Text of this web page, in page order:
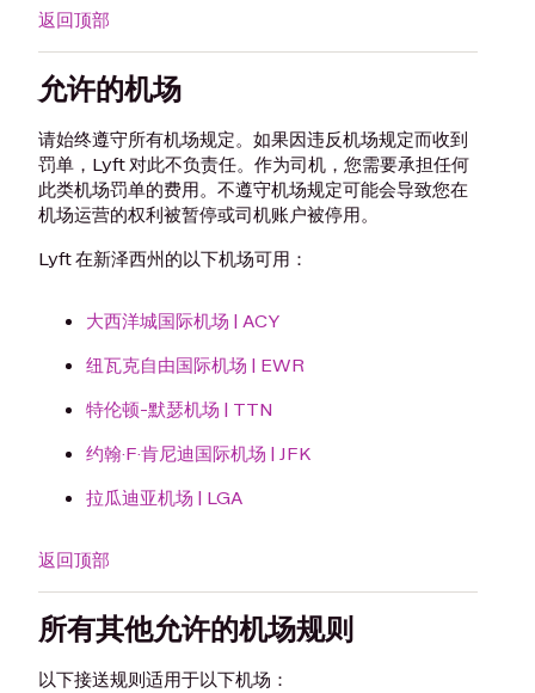
返回顶部
允许的机场
请始终遵守所有机场规定。如果因违反机场规定而收到
罚单，Lyft 对此不负责任。作为司机，您需要承担任何
此类机场罚单的费用。不遵守机场规定可能会导致您在
机场运营的权利被暂停或司机账户被停用。
Lyft 在新泽西州的以下机场可用：
大西洋城国际机场 | ACY
纽瓦克自由国际机场 | EWR
特伦顿-默瑟机场 | TTN
约翰·F·肯尼迪国际机场 | JFK
拉瓜迪亚机场 | LGA
返回顶部
所有其他允许的机场规则
以下接送规则适用于以下机场：